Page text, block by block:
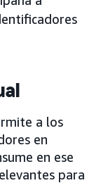
a los
en
en ese
para